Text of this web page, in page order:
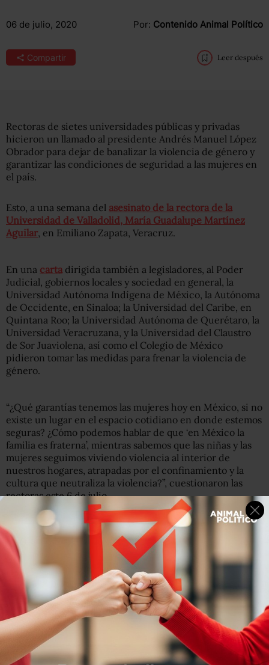
06 de julio, 2020 Por: Contenido Animal Político
Compartir Leer después
Rectoras de sietes universidades públicas y privadas
hicieron un llamado al presidente Andrés Manuel López
Obrador para dejar de banalizar la violencia de género y
garantizar las condiciones de seguridad a las mujeres en
el país.
Esto, a una semana del asesinato de la rectora de la
Universidad de Valladolid, María Guadalupe Martínez
Aguilar, en Emiliano Zapata, Veracruz.
En una cartadirigida también a legisladores, al Poder
Judicial, gobiernos locales y sociedad en general, la
Universidad Autónoma Indígena de México, la Autónoma
de Occidente, en Sinaloa; la Universidad del Caribe, en
Quintana Roo; la Universidad Autónoma de Querétaro, la
Universidad Veracruzana, y la Universidad del Claustro
de Sor Juaviolena, así como el Colegio de México
pidieron tomar las medidas para frenar la violencia de
género.
“¿Qué garantías tenemos las mujeres hoy en México, si no
existe un lugar en el espacio cotidiano en donde estemos
seguras? ¿Cómo podemos hablar de que ‘en México la
familia es fraterna’, mientras sabemos que las niñas y las
mujeres seguimos viviendo violencia al interior de
nuestros hogares, atrapadas por el confinamiento y la
cultura que neutraliza la violencia?”, cuestionaron las
rectoras este 6 de julio.
Carta de rectoras a gobierno federal